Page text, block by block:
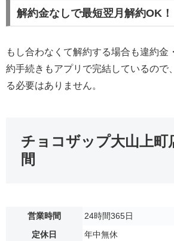
解約金なしで最短翌月解約OK！
もし合わなくて解約する場合も違約金
約手続きもアプリで完結しているので
る必要はありません。
チョコザップ大山上町
間
営業時間
24時間365日
定休日
年中無休